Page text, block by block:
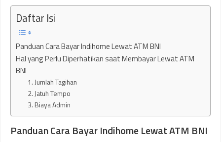
Daftar Isi
Panduan Cara Bayar Indihome Lewat ATM BNI
Hal yang Perlu Diperhatikan saat Membayar Lewat ATM
BNI
1. Jumlah Tagihan
2. Jatuh Tempo
3. Biaya Admin
Panduan Cara Bayar Indihome Lewat ATM BNI